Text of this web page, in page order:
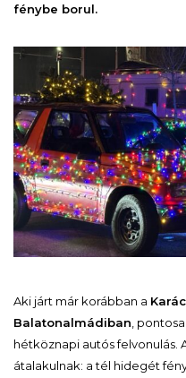
fénybe borul.
Aki járt már korábban a
Balatonalmádiban ,
hétköznapi autós felvonulás.
átalakulnak: a tél hidegét